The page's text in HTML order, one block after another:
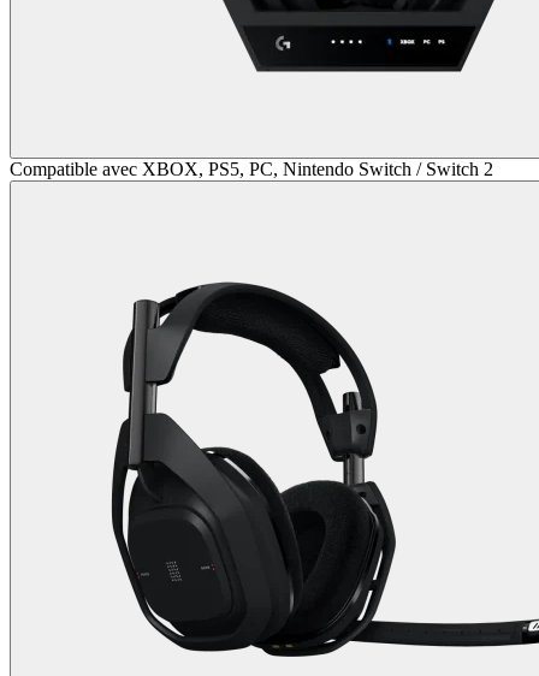
Compatible avec XBOX, PS5, PC, Nintendo Switch / Switch 2